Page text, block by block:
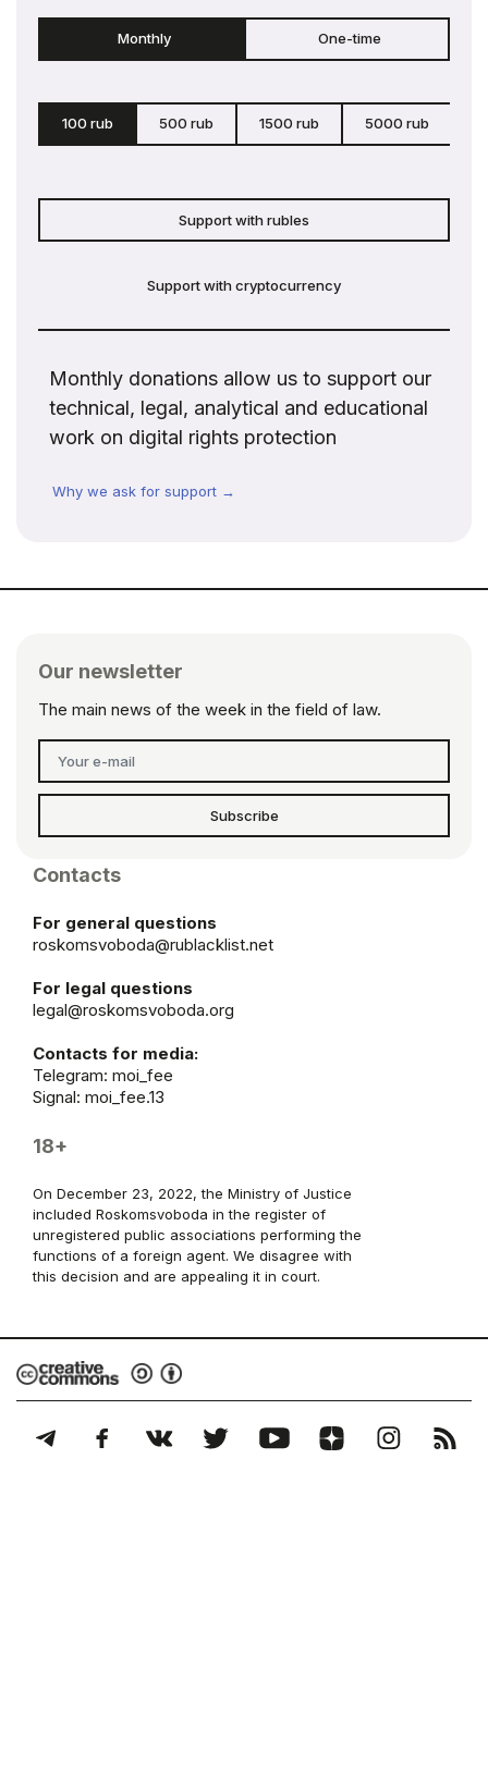
Monthly One-time
100 rub 500 rub 1500 rub 5000 rub
Support with rubles
Support with cryptocurrency
Monthly donations allow us to support our
technical, legal, analytical and educational
work on digital rights protection
Why we ask for support →
Our newsletter
The main news of the week in the field of law.
Subscribe
Contacts
For general questions
roskomsvoboda@rublacklist.net
For legal questions
legal@roskomsvoboda.org
Contacts for media:
Telegram: moi_fee
Signal: moi_fee.13
18+
On December 23, 2022, the Ministry of Justice
included Roskomsvoboda in the register of
unregistered public associations performing the
functions of a foreign agent. We disagree with
this decision and are appealing it in court.